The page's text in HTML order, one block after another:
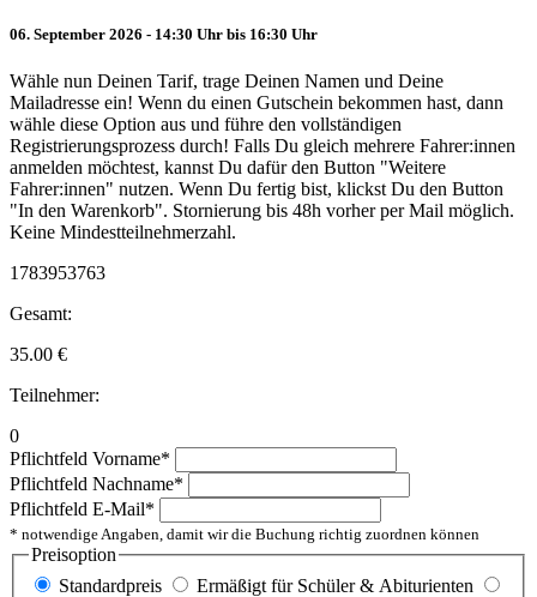
06. September 2026 - 14:30 Uhr bis 16:30 Uhr
Wähle nun Deinen Tarif, trage Deinen Namen und Deine
Mailadresse ein! Wenn du einen Gutschein bekommen hast, dann
wähle diese Option aus und führe den vollständigen
Registrierungsprozess durch! Falls Du gleich mehrere Fahrer:innen
anmelden möchtest, kannst Du dafür den Button "Weitere
Fahrer:innen" nutzen. Wenn Du fertig bist, klickst Du den Button
"In den Warenkorb". Stornierung bis 48h vorher per Mail möglich.
Keine Mindestteilnehmerzahl.
1783953763
Gesamt:
35.00 €
Teilnehmer:
0
Pflichtfeld Vorname*
Pflichtfeld Nachname*
Pflichtfeld E-Mail*
* notwendige Angaben, damit wir die Buchung richtig zuordnen können
Preisoption
Standardpreis
Ermäßigt für Schüler & Abiturienten